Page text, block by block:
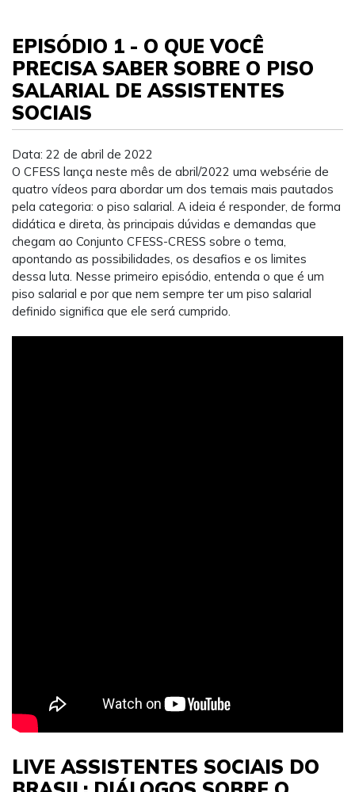
EPISÓDIO 1 - O QUE VOCÊ
PRECISA SABER SOBRE O PISO
SALARIAL DE ASSISTENTES
SOCIAIS
Data: 22 de abril de 2022
O CFESS lança neste mês de abril/2022 uma websérie de
quatro vídeos para abordar um dos temais mais pautados
pela categoria: o piso salarial. A ideia é responder, de forma
didática e direta, às principais dúvidas e demandas que
chegam ao Conjunto CFESS-CRESS sobre o tema,
apontando as possibilidades, os desafios e os limites
dessa luta. Nesse primeiro episódio, entenda o que é um
piso salarial e por que nem sempre ter um piso salarial
definido significa que ele será cumprido.
LIVE ASSISTENTES SOCIAIS DO